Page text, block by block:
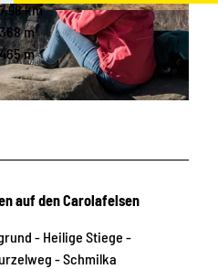
© Philipp Zieger, Tourismusverband Sächsische
Schweiz
7,98 km
368 m
465 m
auf den Carolafelsen
- Heilige Stiege -
- Schmilka